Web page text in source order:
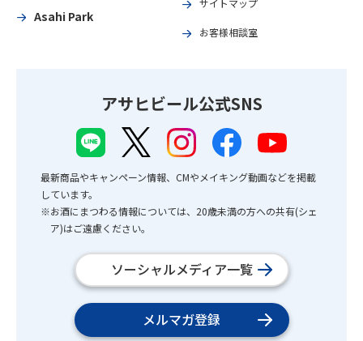
Asahi Park
サイトマップ
お客様相談室
アサヒビール公式SNS
最新商品やキャンペーン情報、CMやメイキング動画などを掲載
しています。
※お酒にまつわる情報については、20歳未満の方への共有(シェ
ア)はご遠慮ください。
ソーシャルメディア一覧
メルマガ登録